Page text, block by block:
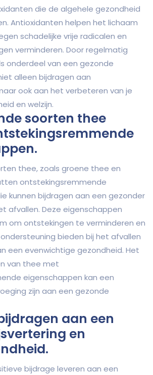
die de algehele gezondheid
Antioxidanten helpen het lichaam
schadelijke vrije radicalen en
verminderen. Door regelmatig
onderdeel van een gezonde
alleen bijdragen aan
ook aan het verbeteren van je
en welzijn.
soorten thee
thee, zoals groene thee en
ontstekingsremmende
kunnen bijdragen aan een gezonder
afvallen. Deze eigenschappen
om ontstekingen te verminderen en
bieden bij het afvallen
een evenwichtige gezondheid. Het
van thee met
eigenschappen kan een
zijn aan een gezonde
aan een
en
bijdrage leveren aan een